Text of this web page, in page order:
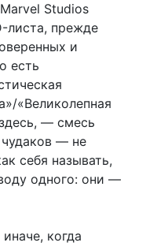
Studios
листа, прежде
и
есть
«Великолепная
— смесь
— не
себя называть,
одного: они —
когда